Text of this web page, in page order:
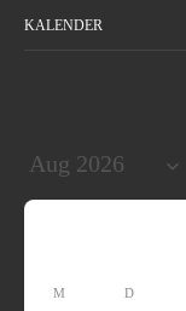
KALENDER
M D